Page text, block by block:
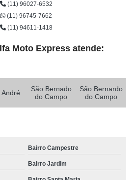
(11) 96027-6532
(11) 96745-7662
(11) 94611-1418
Moto Express atende:
André
São Bernado
do Campo
São Bernardo
do Campo
Bairro Campestre
Bairro Jardim